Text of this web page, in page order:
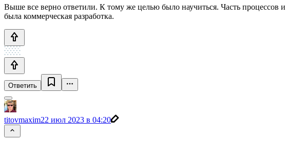
Выше все верно ответили. К тому же целью было научиться. Часть процессов
была коммерческая разработка.
Ответить
titovmaxim22 июл 2023 в 04:20